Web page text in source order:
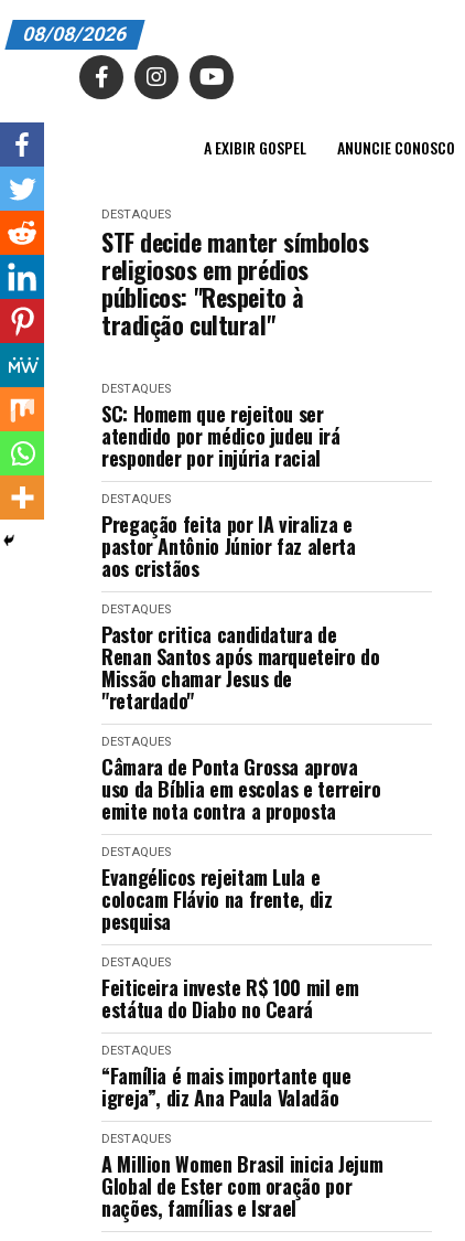
A EXIBIR GOSPEL
EDITORIAL
ENTREVISTAS
FINALIZAR COMPRA
HOME
08/08/2026
A EXIBIR GOSPEL ANUNCIE CONOSCO
DESTAQUES
STF decide manter símbolos
religiosos em prédios
públicos: "Respeito à
tradição cultural"
DESTAQUES
SC: Homem que rejeitou ser
atendido por médico judeu irá
responder por injúria racial
DESTAQUES
Pregação feita por IA viraliza e
pastor Antônio Júnior faz alerta
aos cristãos
DESTAQUES
Pastor critica candidatura de
Renan Santos após marqueteiro do
Missão chamar Jesus de
"retardado"
DESTAQUES
Câmara de Ponta Grossa aprova
uso da Bíblia em escolas e terreiro
emite nota contra a proposta
DESTAQUES
Evangélicos rejeitam Lula e
colocam Flávio na frente, diz
pesquisa
DESTAQUES
Feiticeira investe R$ 100 mil em
estátua do Diabo no Ceará
DESTAQUES
“Família é mais importante que
igreja”, diz Ana Paula Valadão
DESTAQUES
A Million Women Brasil inicia Jejum
Global de Ester com oração por
nações, famílias e Israel